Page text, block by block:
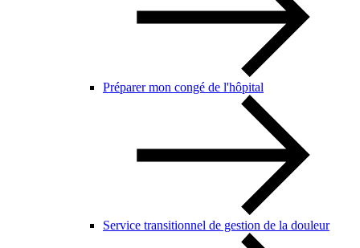
Préparer mon congé de l'hôpital
Service transitionnel de gestion de la douleur